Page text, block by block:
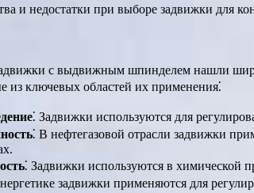
и недостатки при выборе задвижки для
с выдвижным шпинделем нашли
из ключевых областей их применения⁚
⁚ Задвижки используются для
⁚ В нефтегазовой отрасли задвижки
⁚ Задвижки используются в химической
задвижки применяются для